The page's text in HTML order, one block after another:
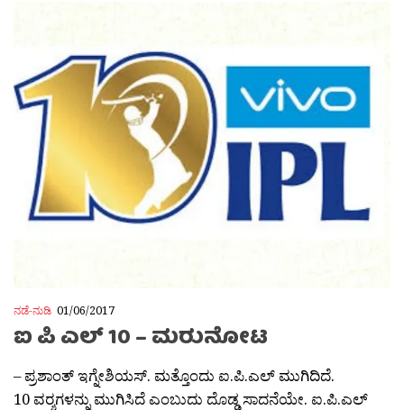
ನಡೆ-ನುಡಿ 01/06/2017
ಐ ಪಿ ಎಲ್ 10 – ಮರುನೋಟ
– ಪ್ರಶಾಂತ್ ಇಗ್ನೇಶಿಯಸ್. ಮತ್ತೊಂದು ಐ.ಪಿ.ಎಲ್ ಮುಗಿದಿದೆ.
10 ವರ‍್ಶಗಳನ್ನು ಮುಗಿಸಿದೆ ಎಂಬುದು ದೊಡ್ಡ ಸಾದನೆಯೇ. ಐ.ಪಿ.ಎಲ್